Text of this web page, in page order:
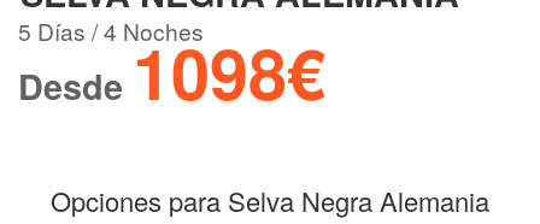
5 Días / 4 Noches
Desde 1098€
Opciones para Selva Negra Alemania